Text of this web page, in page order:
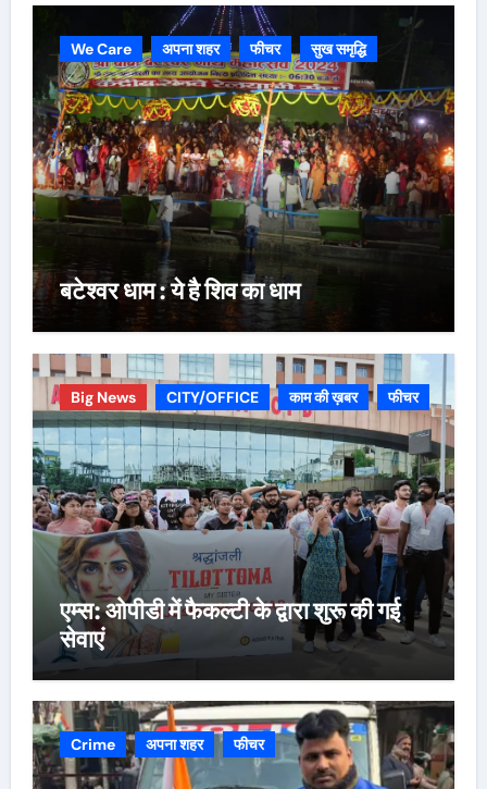
We Care अपना शहर फीचर सुख समृद्धि
बटेश्वर धाम : ये है शिव का धाम
Big News CITY/OFFICE काम की ख़बर फीचर
एम्स: ओपीडी में फैकल्टी के द्वारा शुरू की गई
सेवाएं
Crime अपना शहर फीचर